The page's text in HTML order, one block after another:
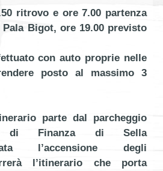
ritrovo e ore 7.00 partenza
Bigot, ore 19.00 previsto
con auto proprie nelle
posto al massimo 3
parte dal parcheggio
di Finanza di Sella
l’accensione degli
l’itinerario che porta